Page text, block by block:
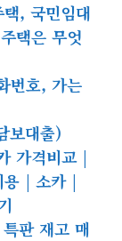
, 국민임대
택은 무엇
번호, 가는
보대출)
가격비교 |
용 | 소카 |
판 재고 매